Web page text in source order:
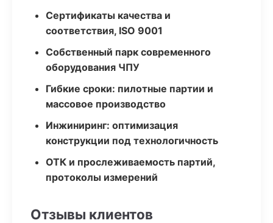
Сертификаты качества и
соответствия, ISO 9001
Собственный парк современного
оборудования ЧПУ
Гибкие сроки: пилотные партии и
массовое производство
Инжиниринг: оптимизация
конструкции под технологичность
ОТК и прослеживаемость партий,
протоколы измерений
Отзывы клиентов